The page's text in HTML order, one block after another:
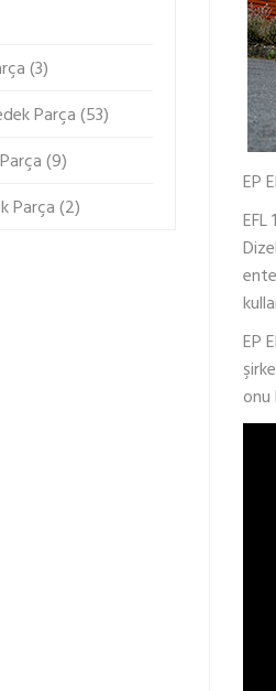
EP
EP
onu
(3)
Parça(53)
(9)
Parça(2)